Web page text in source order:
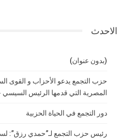
الاحدث
(بدون عنوان)
حزب التجمع يدعو الأحزاب و القوى
المصرية التي قدمها الرئيس السيسي
دور التجمع في الحياة الحزبية
رئيس حزب التجمع لـ”حمدي رزق”: